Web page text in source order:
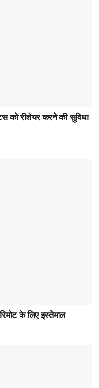
को रीशेयर करने की सुविधा
के लिए इस्तेमाल